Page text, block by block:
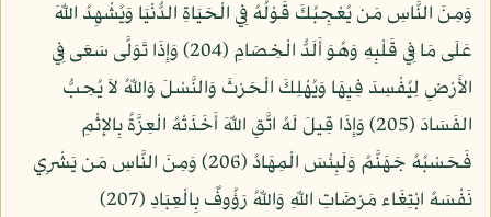
وَمِنَ النَّاسِ مَن يُعْجِبُكَ قَوْلُهُ فِي الْحَيَاةِ الدُّنْيَا وَيُشْهِدُ اللّهَ
عَلَى مَا فِي قَلْبِهِ وَهُوَ أَلَدُّ الْخِصَامِ (204) وَإِذَا تَوَلَّى سَعَى فِي
الأَرْضِ لِيُفْسِدَ فِيِهَا وَيُهْلِكَ الْحَرْثَ وَالنَّسْلَ وَاللّهُ لاَ يُحِبُّ
الفَسَادَ (205) وَإِذَا قِيلَ لَهُ اتَّقِ اللّهَ أَخَذَتْهُ الْعِزَّةُ بِالإِثْمِ
فَحَسْبُهُ جَهَنَّمُ وَلَبِئْسَ الْمِهَادُ (206) وَمِنَ النَّاسِ مَن يَشْرِي
نَفْسَهُ ابْتِغَاء مَرْضَاتِ اللّهِ وَاللّهُ رَؤُوفٌ بِالْعِبَادِ (207)